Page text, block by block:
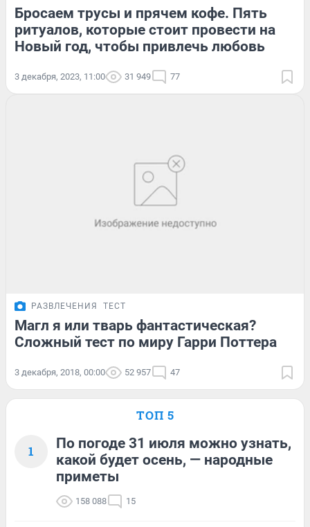
Бросаем трусы и прячем кофе. Пять
ритуалов, которые стоит провести на
Новый год, чтобы привлечь любовь
3 декабря, 2023, 11:00 31 949 77
РАЗВЛЕЧЕНИЯ ТЕСТ
Магл я или тварь фантастическая?
Сложный тест по миру Гарри Поттера
3 декабря, 2018, 00:00 52 957 47
ТОП 5
1
По погоде 31 июля можно узнать,
какой будет осень, — народные
приметы
158 088 15